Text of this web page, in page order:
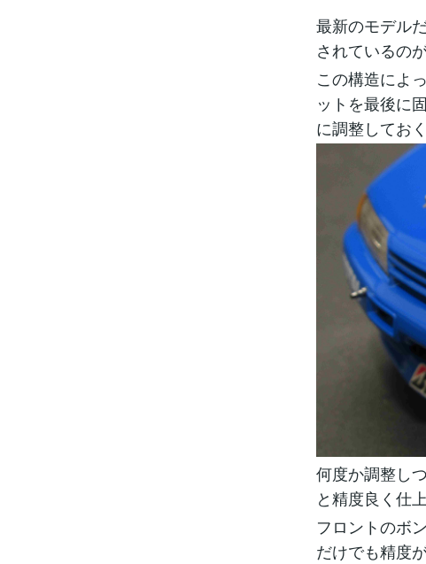
最新のモデル
されているの
この構造によ
ットを最後に
に調整してお
何度か調整し
と精度良く仕
フロントのボ
だけでも精度